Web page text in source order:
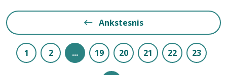
Ankstesnis
1 2 ... 19 20 21 22 23